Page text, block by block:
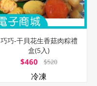
巧巧-干貝花生香菇肉粽禮
盒(5入)
$460 $520
冷凍